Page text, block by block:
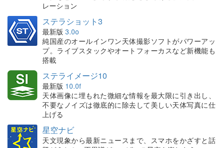
レーション
ステラショット3
最新版 3.0o
純国産のオールインワン天体撮影ソフトがパワーアッ
プ。ライブスタックやオートフォーカスなど新機能も
搭載
ステライメージ10
最新版 10.0f
天体画像に埋もれた微細な情報を最大限に引き出し、
不要なノイズは徹底的に除去して美しい天体写真に仕
上げる
星空ナビ
天文現象から最新ニュースまで、スマホをかざすと話